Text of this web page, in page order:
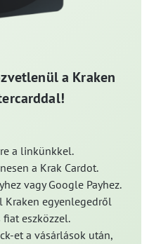
a Kraken
a linkünkkel.
a Krak Cardot.
vagy Google Payhez.
Kraken egyenlegedről
eszközzel.
et a vásárlások után,